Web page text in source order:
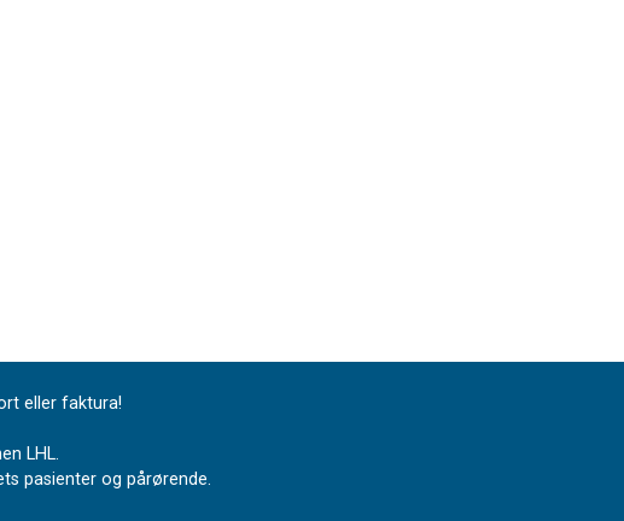
eller faktura!
LHL.
pasienter og pårørende.